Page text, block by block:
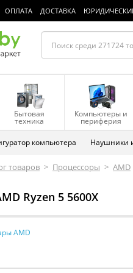
ОПЛАТА ДОСТАВКА
Бытовая
техника
Компьютеры и
периферия
компьютера Наушники
товаров > Процессоры > AMD
Ryzen 5 5600X
AMD